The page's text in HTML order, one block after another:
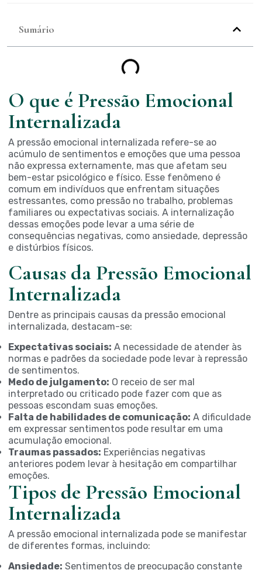
Sumário
O que é Pressão Emocional
Internalizada
A pressão emocional internalizada refere-se ao
acúmulo de sentimentos e emoções que uma pessoa
não expressa externamente, mas que afetam seu
bem-estar psicológico e físico. Esse fenômeno é
comum em indivíduos que enfrentam situações
estressantes, como pressão no trabalho, problemas
familiares ou expectativas sociais. A internalização
dessas emoções pode levar a uma série de
consequências negativas, como ansiedade, depressão
e distúrbios físicos.
Causas da Pressão Emocional
Internalizada
Dentre as principais causas da pressão emocional
internalizada, destacam-se:
Expectativas sociais: A necessidade de atender às
normas e padrões da sociedade pode levar à repressão
de sentimentos.
Medo de julgamento: O receio de ser mal
interpretado ou criticado pode fazer com que as
pessoas escondam suas emoções.
Falta de habilidades de comunicação: A dificuldade
em expressar sentimentos pode resultar em uma
acumulação emocional.
Traumas passados: Experiências negativas
anteriores podem levar à hesitação em compartilhar
emoções.
Tipos de Pressão Emocional
Internalizada
A pressão emocional internalizada pode se manifestar
de diferentes formas, incluindo:
Ansiedade: Sentimentos de preocupação constante